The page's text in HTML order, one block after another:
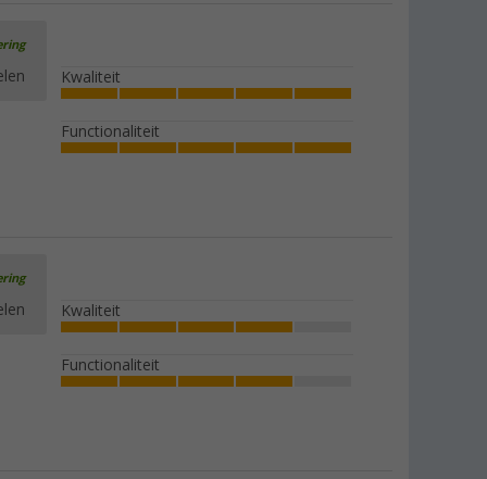
Kwaliteit
Functionaliteit
Kwaliteit
Functionaliteit